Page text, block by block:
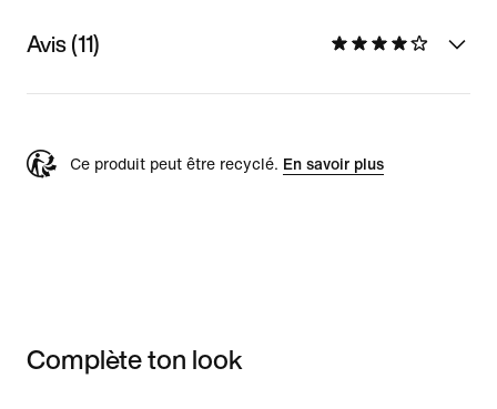
Avis (11)
Ce produit peut être recyclé. En savoir plus
Complète ton look